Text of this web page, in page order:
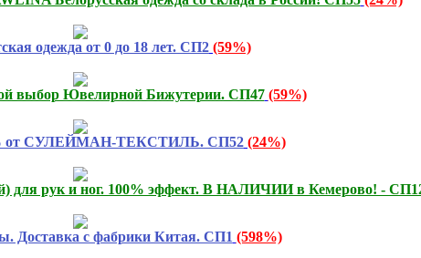
одежда от 0 до 18 лет. СП2 (59%)
выбор Ювелирной Бижутерии. СП47 (59%)
от СУЛЕЙМАН-ТЕКСТИЛЬ. СП52 (24%)
для рук и ног. 100% эффект. В НАЛИЧИИ в Кемерово! -
Доставка с фабрики Китая. СП1 (598%)